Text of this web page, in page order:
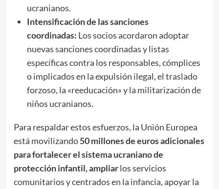
ucranianos.
Intensificación de las sanciones
coordinadas: Los socios acordaron adoptar
nuevas sanciones coordinadas y listas
específicas contra los responsables, cómplices
o implicados en la expulsión ilegal, el traslado
forzoso, la «reeducación» y la militarización de
niños ucranianos.
Para respaldar estos esfuerzos, la Unión Europea
está movilizando50 millones de euros adicionales
para fortalecer el sistema ucraniano de
protección infantil, ampliarlos servicios
comunitarios y centrados en la infancia, apoyar la